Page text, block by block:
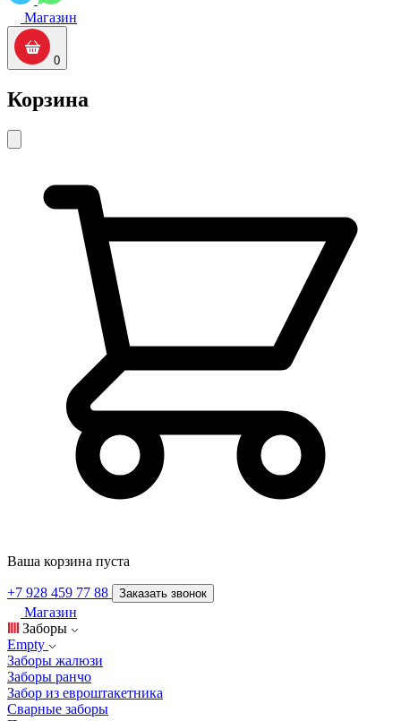
Магазин
0
Корзина
Ваша корзина пуста
+7 928 459 77 88 Заказать звонок
Магазин
Заборы
Empty
Заборы жалюзи
Заборы ранчо
Забор из евроштакетника
Сварные заборы